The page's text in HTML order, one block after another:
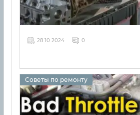
28 10 2024 0
Советы по ремонту